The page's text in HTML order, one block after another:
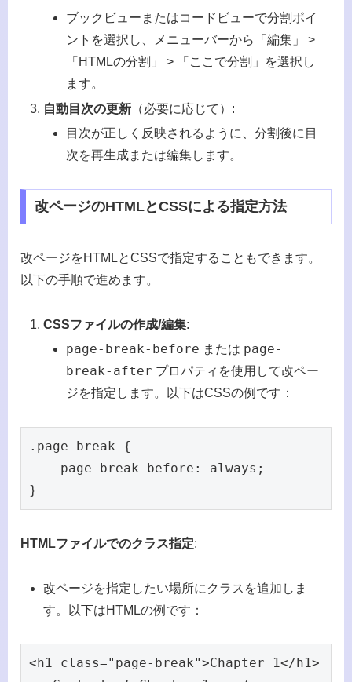
ブックビューまたはコードビューで分割ポイ
ントを選択し、メニューバーから「編集」 >
「HTMLの分割」 > 「ここで分割」を選択し
ます。
自動目次の更新 （必要に応じて）:
目次が正しく反映されるように、分割後に目
次を再生成または編集します。
改ページのHTMLとCSSによる指定方法
改ページをHTMLとCSSで指定することもできます。
以下の手順で進めます。
CSSファイルの作成/編集:
page-break-before または page-
break-after プロパティを使用して改ペー
ジを指定します。以下はCSSの例です：
.page-break {
    page-break-before: always;
}
HTMLファイルでのクラス指定:
改ページを指定したい場所にクラスを追加しま
す。以下はHTMLの例です：
<h1 class="page-break">Chapter 1</h1>